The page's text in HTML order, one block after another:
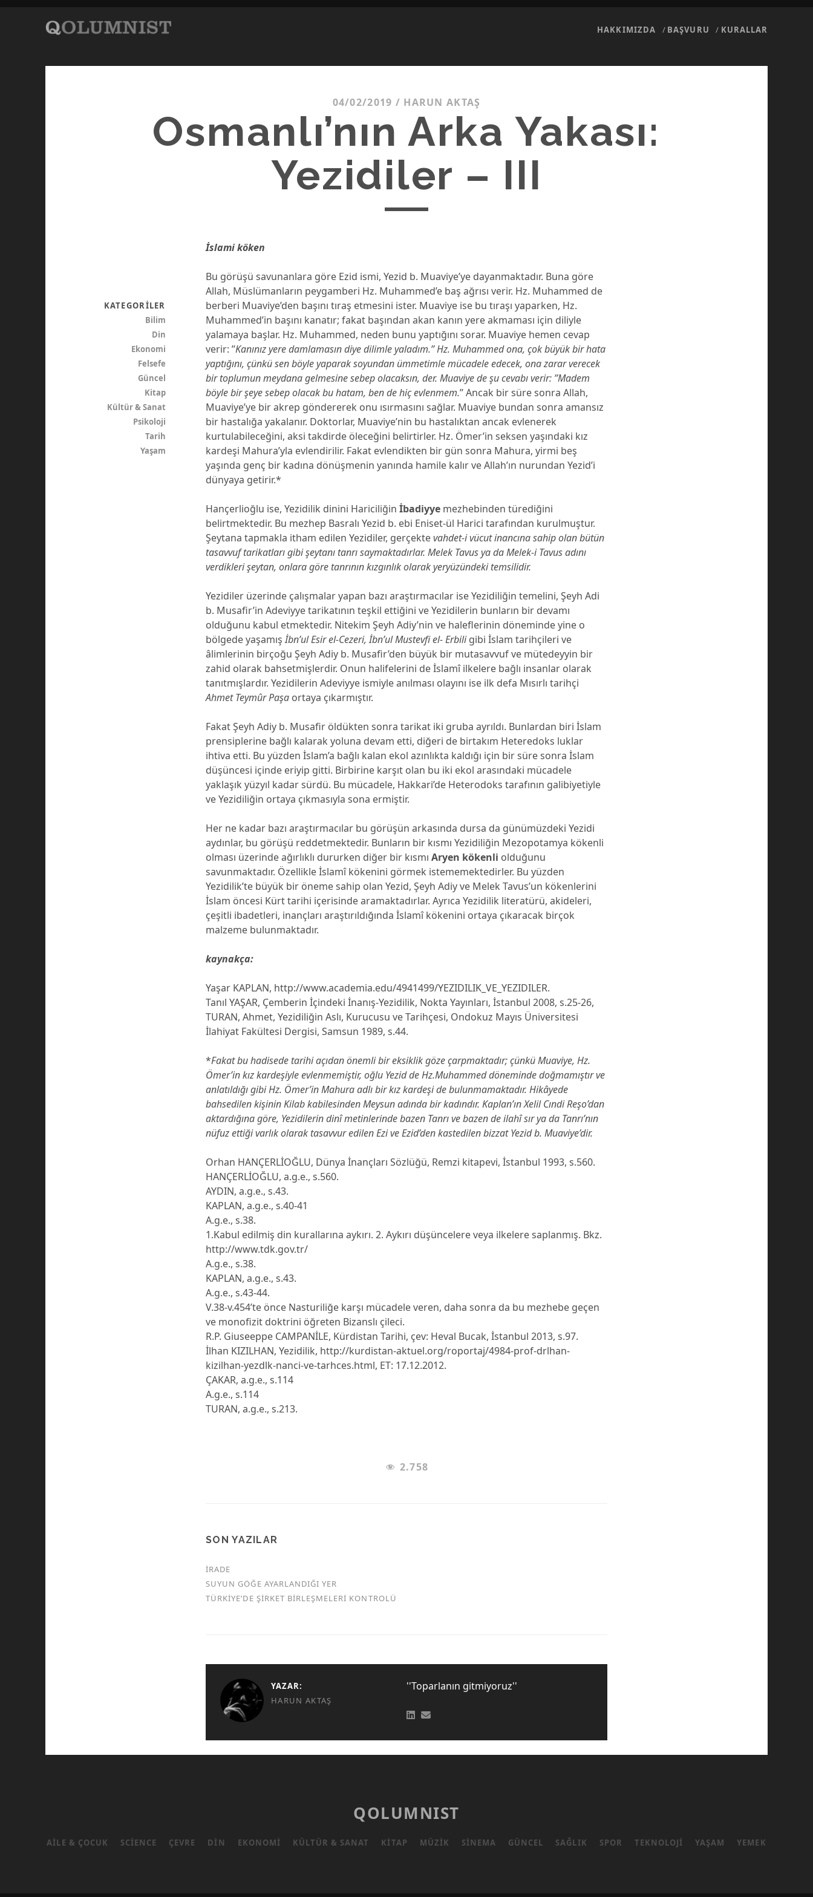
HAKKIMIZDA BAŞVURU KURALLAR
04/02/2019 / HARUN AKTAŞ
Osmanlı’nın Arka Yakası:
Yezidiler – III
İslami köken
Bu görüşü savunanlara göre Ezid ismi, Yezid b. Muaviye’ye dayanmaktadır. Buna göre
Allah, Müslümanların peygamberi Hz. Muhammed’e baş ağrısı verir. Hz. Muhammed de
berberi Muaviye’den başını tıraş etmesini ister. Muaviye ise bu tıraşı yaparken, Hz.
Muhammed’in başını kanatır; fakat başından akan kanın yere akmaması için diliyle
yalamaya başlar. Hz. Muhammed, neden bunu yaptığını sorar. Muaviye hemen cevap
verir: ’’Kanınız yere damlamasın diye dilimle yaladım.’’ Hz. Muhammed ona, çok büyük bir hata
yaptığını, çünkü sen böyle yaparak soyundan ümmetimle mücadele edecek, ona zarar verecek
bir toplumun meydana gelmesine sebep olacaksın, der. Muaviye de şu cevabı verir: ’’Madem
böyle bir şeye sebep olacak bu hatam, ben de hiç evlenmem.’’ Ancak bir süre sonra Allah,
Muaviye’ye bir akrep göndererek onu ısırmasını sağlar. Muaviye bundan sonra amansız
bir hastalığa yakalanır. Doktorlar, Muaviye’nin bu hastalıktan ancak evlenerek
kurtulabileceğini, aksi takdirde öleceğini belirtirler. Hz. Ömer’in seksen yaşındaki kız
kardeşi Mahura’yla evlendirilir. Fakat evlendikten bir gün sonra Mahura, yirmi beş
yaşında genç bir kadına dönüşmenin yanında hamile kalır ve Allah’ın nurundan Yezid’i
dünyaya getirir.*
Hançerlioğlu ise, Yezidilik dinini Hariciliğinİbadiyye mezhebinden türediğini
belirtmektedir. Bu mezhep Basralı Yezid b. ebi Eniset-ül Harici tarafından kurulmuştur.
Şeytana tapmakla itham edilen Yezidiler, gerçektevahdet-i vücut inancına sahip olan bütün
tasavvuf tarikatları gibi şeytanı tanrı saymaktadırlar. Melek Tavus ya da Melek-i Tavus adını
verdikleri şeytan, onlara göre tanrının kızgınlık olarak yeryüzündeki temsilidir.
Yezidiler üzerinde çalışmalar yapan bazı araştırmacılar ise Yezidiliğin temelini, Şeyh Adi
b. Musafir’in Adeviyye tarikatının teşkil ettiğini ve Yezidilerin bunların bir devamı
olduğunu kabul etmektedir. Nitekim Şeyh Adiy’nin ve haleflerinin döneminde yine o
bölgede yaşamışİbn’ul Esir el-Cezeri, İbn’ul Mustevfi el- Erbiligibi İslam tarihçileri ve
âlimlerinin birçoğu Şeyh Adiy b. Musafir’den büyük bir mutasavvuf ve mütedeyyin bir
zahid olarak bahsetmişlerdir. Onun halifelerini de İslamî ilkelere bağlı insanlar olarak
tanıtmışlardır. Yezidilerin Adeviyye ismiyle anılması olayını ise ilk defa Mısırlı tarihçi
Ahmet Teymûr Paşa ortaya çıkarmıştır.
Fakat Şeyh Adiy b. Musafir öldükten sonra tarikat iki gruba ayrıldı. Bunlardan biri İslam
prensiplerine bağlı kalarak yoluna devam etti, diğeri de birtakım Heteredoks luklar
ihtiva etti. Bu yüzden İslam’a bağlı kalan ekol azınlıkta kaldığı için bir süre sonra İslam
düşüncesi içinde eriyip gitti. Birbirine karşıt olan bu iki ekol arasındaki mücadele
yaklaşık yüzyıl kadar sürdü. Bu mücadele, Hakkari’de Heterodoks tarafının galibiyetiyle
ve Yezidiliğin ortaya çıkmasıyla sona ermiştir.
Her ne kadar bazı araştırmacılar bu görüşün arkasında dursa da günümüzdeki Yezidi
aydınlar, bu görüşü reddetmektedir. Bunların bir kısmı Yezidiliğin Mezopotamya kökenli
olması üzerinde ağırlıklı dururken diğer bir kısmıAryen kökenli olduğunu
savunmaktadır. Özellikle İslamî kökenini görmek istememektedirler. Bu yüzden
Yezidilik’te büyük bir öneme sahip olan Yezid, Şeyh Adiy ve Melek Tavus’un kökenlerini
İslam öncesi Kürt tarihi içerisinde aramaktadırlar. Ayrıca Yezidilik literatürü, akideleri,
çeşitli ibadetleri, inançları araştırıldığında İslamî kökenini ortaya çıkaracak birçok
malzeme bulunmaktadır.
kaynakça:
Yaşar KAPLAN, http://www.academia.edu/4941499/YEZIDILIK_VE_YEZIDILER.
Tanıl YAŞAR, Çemberin İçindeki İnanış-Yezidilik, Nokta Yayınları, İstanbul 2008, s.25-26,
TURAN, Ahmet, Yezidiliğin Aslı, Kurucusu ve Tarihçesi, Ondokuz Mayıs Üniversitesi
İlahiyat Fakültesi Dergisi, Samsun 1989, s.44.
*Fakat bu hadisede tarihi açıdan önemli bir eksiklik göze çarpmaktadır; çünkü Muaviye, Hz.
Ömer’in kız kardeşiyle evlenmemiştir, oğlu Yezid de Hz.Muhammed döneminde doğmamıştır ve
anlatıldığı gibi Hz. Ömer’in Mahura adlı bir kız kardeşi de bulunmamaktadır. Hikâyede
bahsedilen kişinin Kilab kabilesinden Meysun adında bir kadındır. Kaplan’ın Xelil Cındi Reşo’dan
aktardığına göre, Yezidilerin dinî metinlerinde bazen Tanrı ve bazen de ilahî sır ya da Tanrı’nın
nüfuz ettiği varlık olarak tasavvur edilen Ezi ve Ezid’den kastedilen bizzat Yezid b. Muaviye’dir.
Orhan HANÇERLİOĞLU, Dünya İnançları Sözlüğü, Remzi kitapevi, İstanbul 1993, s.560.
HANÇERLİOĞLU, a.g.e., s.560.
AYDIN, a.g.e., s.43.
KAPLAN, a.g.e., s.40-41
A.g.e., s.38.
1.Kabul edilmiş din kurallarına aykırı. 2. Aykırı düşüncelere veya ilkelere saplanmış. Bkz.
http://www.tdk.gov.tr/
A.g.e., s.38.
KAPLAN, a.g.e., s.43.
A.g.e., s.43-44.
V.38-v.454’te önce Nasturiliğe karşı mücadele veren, daha sonra da bu mezhebe geçen
ve monofizit doktrini öğreten Bizanslı çileci.
R.P. Giuseeppe CAMPANİLE, Kürdistan Tarihi, çev: Heval Bucak, İstanbul 2013, s.97.
İlhan KIZILHAN, Yezidilik, http://kurdistan-aktuel.org/roportaj/4984-prof-drlhan-
kizilhan-yezdlk-nanci-ve-tarhces.html, ET: 17.12.2012.
ÇAKAR, a.g.e., s.114
A.g.e., s.114
TURAN, a.g.e., s.213.
2.758
SON YAZILAR
İRADE
SUYUN GÖĞE AYARLANDIĞI YER
TÜRKİYE’DE ŞİRKET BİRLEŞMELERİ KONTROLÜ
KATEGORILER
Bilim
Din
Ekonomi
Felsefe
Güncel
Kitap
Kültür & Sanat
Psikoloji
Tarih
Yaşam
YAZAR:
HARUN AKTAŞ
''Toparlanın gitmiyoruz''
QOLUMNIST
AILE & ÇOCUK SCIENCE ÇEVRE DIN EKONOMI KÜLTÜR & SANAT KITAP MÜZIK SINEMA GÜNCEL SAĞLIK SPOR TEKNOLOJI YAŞAM YEMEK